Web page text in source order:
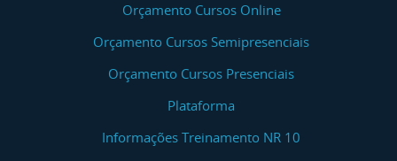
Orçamento Cursos Online
Orçamento Cursos Semipresenciais
Orçamento Cursos Presenciais
Plataforma
Informações Treinamento NR 10